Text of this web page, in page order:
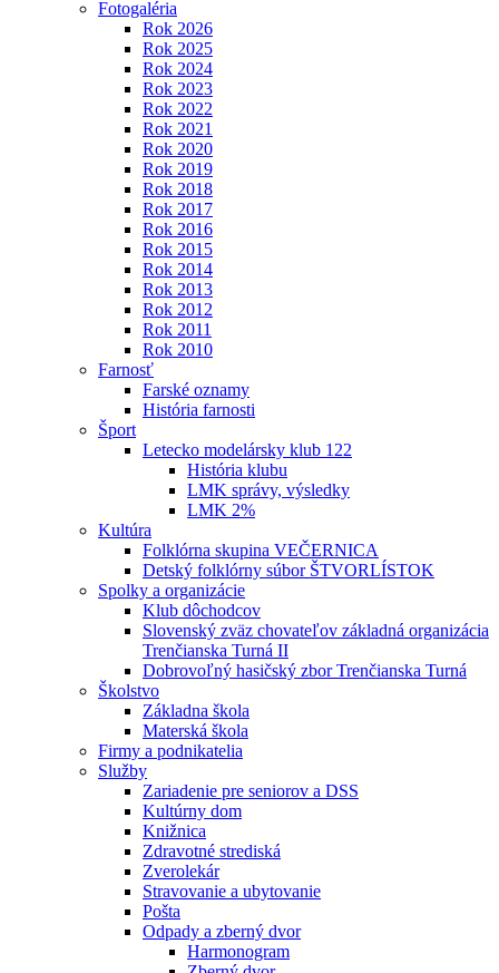
Fotogaléria
Rok 2026
Rok 2025
Rok 2024
Rok 2023
Rok 2022
Rok 2021
Rok 2020
Rok 2019
Rok 2018
Rok 2017
Rok 2016
Rok 2015
Rok 2014
Rok 2013
Rok 2012
Rok 2011
Rok 2010
Farnosť
Farské oznamy
História farnosti
Šport
Letecko modelársky klub 122
História klubu
LMK správy, výsledky
LMK 2%
Kultúra
Folklórna skupina VEČERNICA
Detský folklórny súbor ŠTVORLÍSTOK
Spolky a organizácie
Klub dôchodcov
Slovenský zväz chovateľov základná organizácia
Trenčianska Turná II
Dobrovoľný hasičský zbor Trenčianska Turná
Školstvo
Základna škola
Materská škola
Firmy a podnikatelia
Služby
Zariadenie pre seniorov a DSS
Kultúrny dom
Knižnica
Zdravotné strediská
Zverolekár
Stravovanie a ubytovanie
Pošta
Odpady a zberný dvor
Harmonogram